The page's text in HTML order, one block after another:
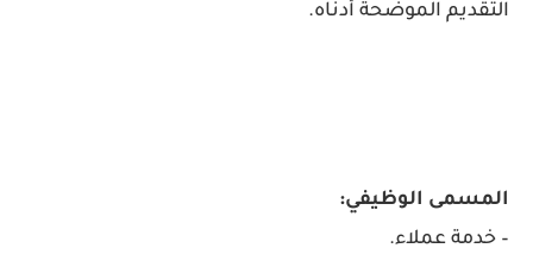
التقديم الموضحة أدناه.
المسمى الوظيفي:
– خدمة عملاء.